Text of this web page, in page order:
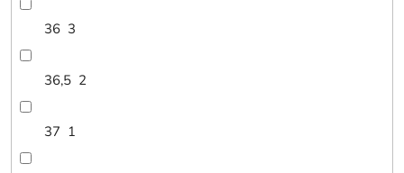
36 3
36,5 2
37 1